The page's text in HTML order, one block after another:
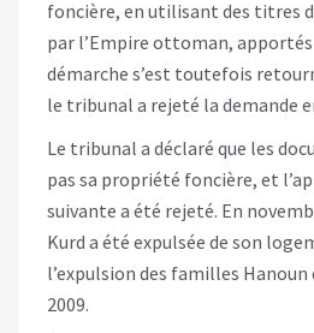
foncière, en utilisant des titres
par l’Empire ottoman, apportés
démarche s’est toutefois
le tribunal a rejeté la demande
Le tribunal a déclaré que les
pas sa propriété foncière, et
suivante a été rejeté. En
Kurd a été expulsée de son
l’expulsion des familles
2009.